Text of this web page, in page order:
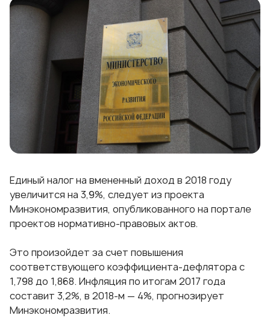
Единый налог на вмененный доход в 2018 году
увеличится на 3,9%, следует из проекта
Минэкономразвития, опубликованного на портале
проектов нормативно-правовых актов.
Это произойдет за счет повышения
соответствующего коэффициента-дефлятора с
1,798 до 1,868. Инфляция по итогам 2017 года
составит 3,2%, в 2018-м — 4%, прогнозирует
Минэкономразвития.